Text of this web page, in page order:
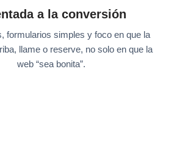
a la conversión
formularios simples y foco en que la
llame o reserve, no solo en que la
web “sea bonita”.